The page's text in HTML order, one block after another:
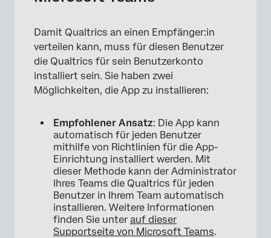
Damit Qualtrics an einen Empfänger:in
verteilen kann, muss für diesen Benutzer
die Qualtrics für sein Benutzerkonto
installiert sein. Sie haben zwei
Möglichkeiten, die App zu installieren:
Empfohlener Ansatz: Die App kann
automatisch für jeden Benutzer
mithilfe von Richtlinien für die App-
Einrichtung installiert werden. Mit
dieser Methode kann der Administrator
Ihres Teams die Qualtrics für jeden
Benutzer in Ihrem Team automatisch
installieren. Weitere Informationen
finden Sie unter auf dieser
Supportseite von Microsoft Teams.